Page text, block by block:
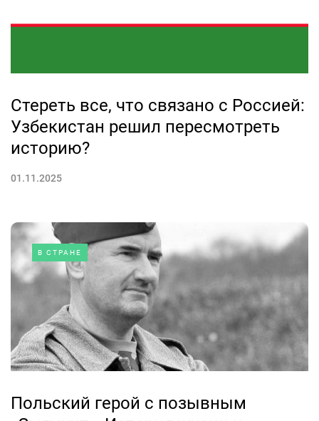
Стереть все, что связано с Россией:
Узбекистан решил пересмотреть
историю?
01.11.2025
В СТРАНЕ
Польский герой с позывным